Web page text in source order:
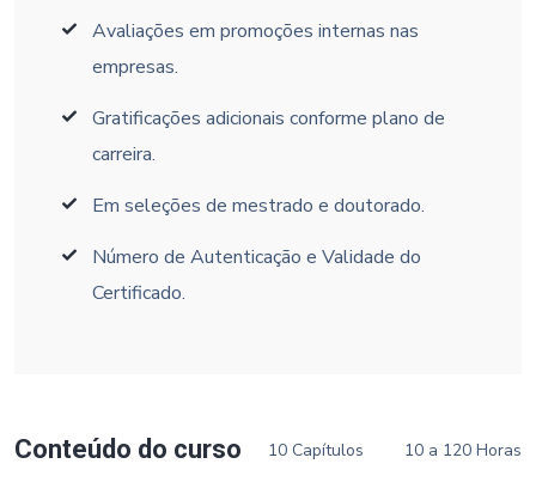
Avaliações em promoções internas nas
empresas.
Gratificações adicionais conforme plano de
carreira.
Em seleções de mestrado e doutorado.
Número de Autenticação e Validade do
Certificado.
Conteúdo do curso 10 Capítulos 10 a 120 Horas